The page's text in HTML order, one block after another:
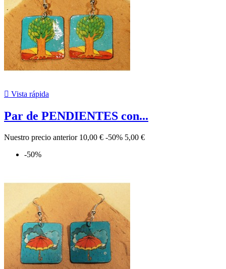
 Vista rápida
Par de PENDIENTES con...
Nuestro precio anterior 10,00 € -50% 5,00 €
-50%